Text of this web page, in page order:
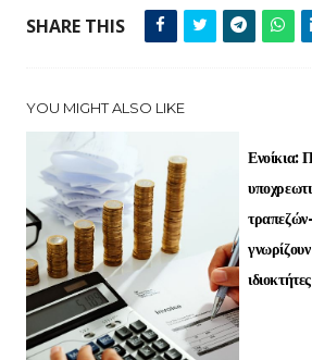
SHARE THIS
YOU MIGHT ALSO LIKE
Ενοίκια:
ιδιοκτήτες